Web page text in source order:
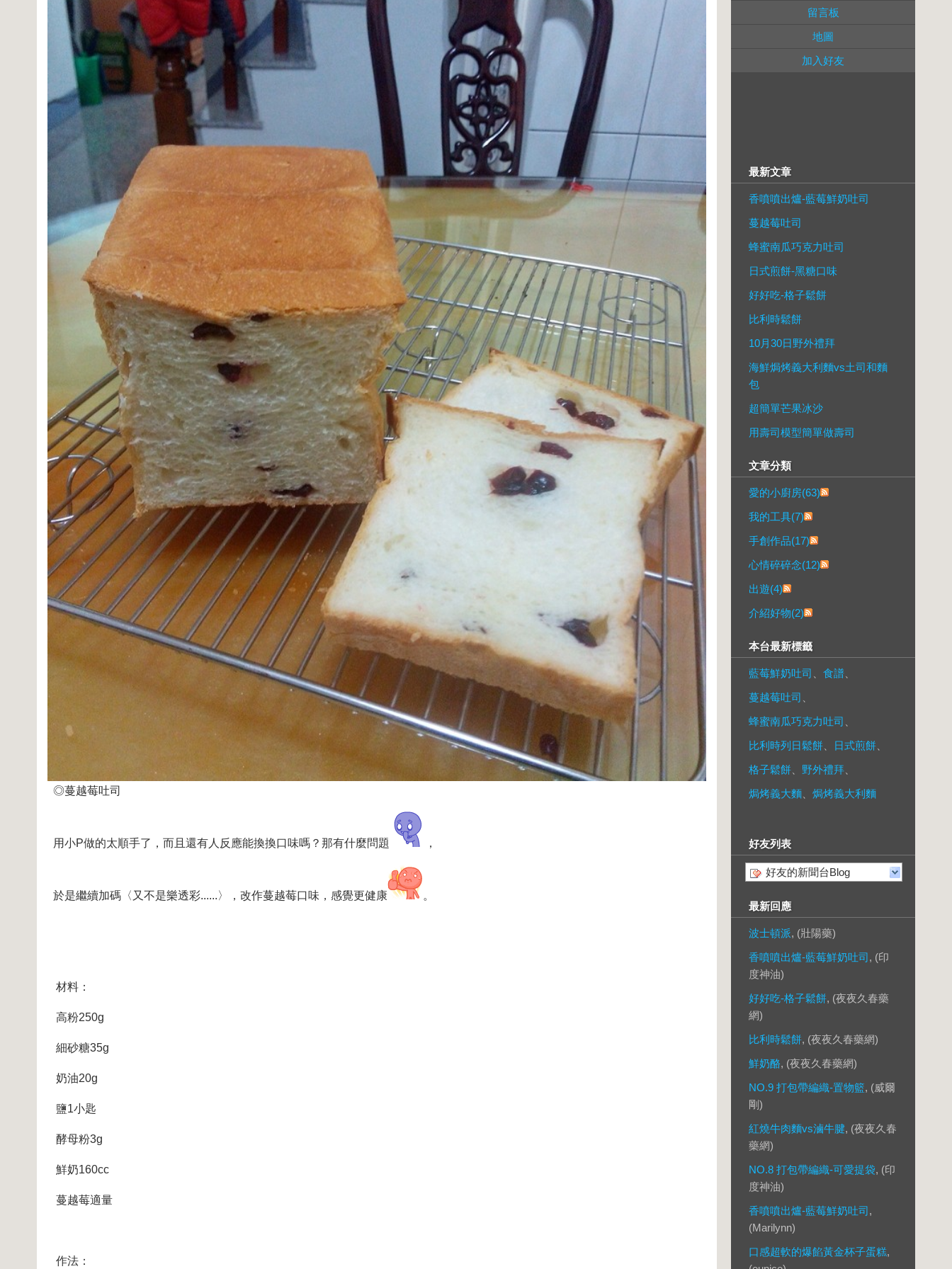
◎蔓越莓吐司
用小P做的太順手了，而且還有人反應能換換口味嗎？那有什麼問題 ，
於是繼續加碼〈又不是樂透彩......〉，改作蔓越莓口味，感覺更健康 。
材料：
高粉250g
細砂糖35g
奶油20g
鹽1小匙
酵母粉3g
鮮奶160cc
蔓越莓適量
作法：
留言板
地圖
加入好友
最新文章
香噴噴出爐-藍莓鮮奶吐司
蔓越莓吐司
蜂蜜南瓜巧克力吐司
日式煎餅-黑糖口味
好好吃-格子鬆餅
比利時鬆餅
10月30日野外禮拜
海鮮焗烤義大利麵vs土司和麵
包
超簡單芒果冰沙
用壽司模型簡單做壽司
文章分類
愛的小廚房(63)
我的工具(7)
手創作品(17)
心情碎碎念(12)
出遊(4)
介紹好物(2)
本台最新標籤
藍莓鮮奶吐司 食譜
蔓越莓吐司
蜂蜜南瓜巧克力吐司
比利時列日鬆餅
日式煎餅
格子鬆餅
野外禮拜
焗烤義大麵
焗烤義大利麵
好友列表
好友的新聞台Blog
最新回應
波士頓派, (壯陽藥)
香噴噴出爐-藍莓鮮奶吐司, (印
度神油)
好好吃-格子鬆餅, (夜夜久春藥
網)
比利時鬆餅, (夜夜久春藥網)
鮮奶酪, (夜夜久春藥網)
NO.9 打包帶編織-置物籃, (威爾
剛)
紅燒牛肉麵vs滷牛腱, (夜夜久春
藥網)
NO.8 打包帶編織-可愛提袋, (印
度神油)
香噴噴出爐-藍莓鮮奶吐司,
(Marilynn)
口感超軟的爆餡黃金杯子蛋糕,